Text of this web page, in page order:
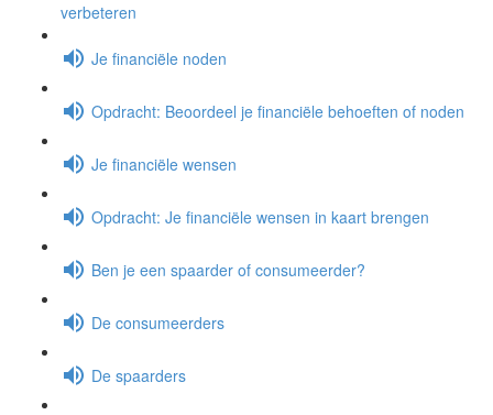
verbeteren
Je financiële noden
Opdracht: Beoordeel je financiële behoeften of noden
Je financiële wensen
Opdracht: Je financiële wensen in kaart brengen
Ben je een spaarder of consumeerder?
De consumeerders
De spaarders